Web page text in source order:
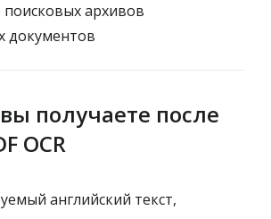
архивов
документов
получаете после
OCR
английский текст,